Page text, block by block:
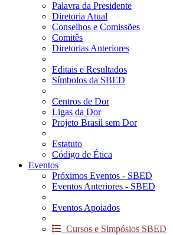
Palavra da Presidente
Diretoria Atual
Conselhos e Comissões
Comitês
Diretorias Anteriores
Editais e Resultados
Símbolos da SBED
Centros de Dor
Ligas da Dor
Projeto Brasil sem Dor
Estatuto
Código de Ética
Eventos
Próximos Eventos - SBED
Eventos Anteriores - SBED
Eventos Apoiados
Cursos e Simpósios SBED